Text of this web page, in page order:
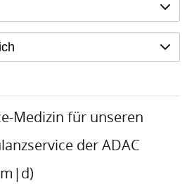
Medizin für unseren
der ADAC